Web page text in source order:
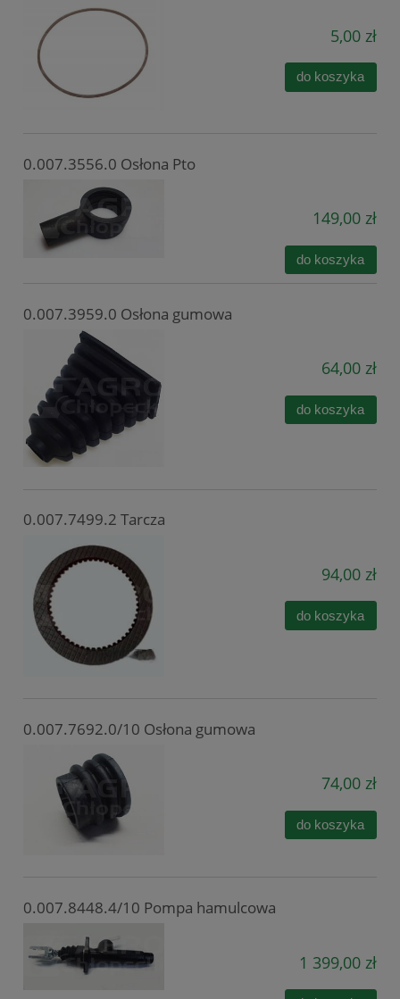
5,00 zł
do koszyka
0.007.3556.0 Osłona Pto
149,00 zł
do koszyka
0.007.3959.0 Osłona gumowa
64,00 zł
do koszyka
0.007.7499.2 Tarcza
94,00 zł
do koszyka
0.007.7692.0/10 Osłona gumowa
74,00 zł
do koszyka
0.007.8448.4/10 Pompa hamulcowa
1 399,00 zł